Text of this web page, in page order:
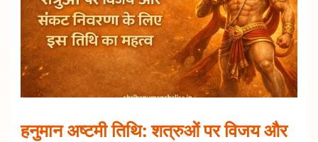
हनुमान अष्टमी तिथि: शत्रुओं पर विजय और